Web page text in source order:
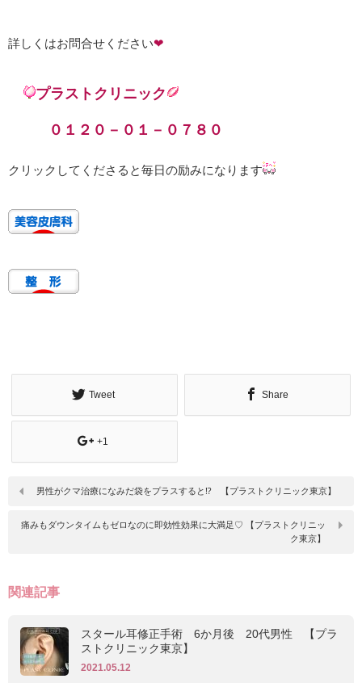
詳しくはお問合せください❤
プラストクリニック
０１２０－０１－０７８０
クリックしてくださると毎日の励みになります
Tweet Share
+1
男性がクマ治療になみだ袋をプラスすると⁉ 【プラストクリニック東京】
痛みもダウンタイムもゼロなのに即効性効果に大満足♡ 【プラストクリニッ
ク東京】
関連記事
スタール耳修正手術 6か月後 20代男性 【プラ
ストクリニック東京】
2021.05.12